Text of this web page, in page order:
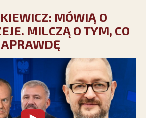
MÓWIĄ O
MILCZĄ O TYM, CO